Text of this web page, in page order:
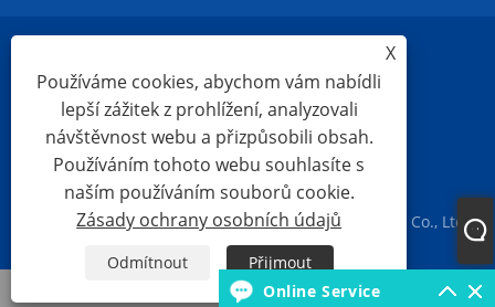
X
Používáme cookies, abychom vám nabídli
lepší zážitek z prohlížení, analyzovali
návštěvnost webu a přizpůsobili obsah.
Používáním tohoto webu souhlasíte s
naším používáním souborů cookie.
Zásady ochrany osobních údajů
Odmítnout
Přijmout
E-mailem
Zásady ochrany osobních údajů
Copyright © 2023 Ningbo Gangtong Zheli Fasteners Co., Ltd.
Všechna práva vyhrazena
Online Service